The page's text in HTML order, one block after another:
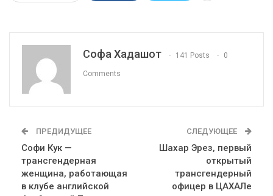
Софа Хадашот 141 Posts 0
Comments
ПРЕДИДУЩЕЕ
Софи Кук —
трансгендерная
женщина, работающая
в клубе английской
СЛЕДУЮЩЕЕ
Шахар Эрез, первый
открытый
трансгендерный
офицер в ЦАХАЛе